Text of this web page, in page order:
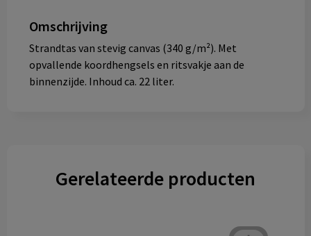
Omschrijving
Strandtas van stevig canvas (340 g/m²). Met
opvallende koordhengsels en ritsvakje aan de
binnenzijde. Inhoud ca. 22 liter.
Gerelateerde producten